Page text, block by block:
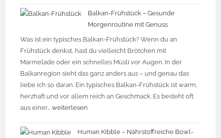
Balkan-Frühstück – Gesunde
Morgenroutine mit Genuss
Was ist ein typisches Balkan-Frühstück? Wenn du an
Frühstück denkst, hast du vielleicht Brötchen mit
Marmelade oder ein schnelles Müsli vor Augen. In der
Balkanregion sieht das ganz anders aus – und genau das
liebe ich so daran. Ein typisches Balkan-Frühstück ist warm,
herzhaft und vor allem reich an Geschmack. Es besteht oft
aus einer…weiterlesen
Human Kibble – Nährstoffreiche Bowl-